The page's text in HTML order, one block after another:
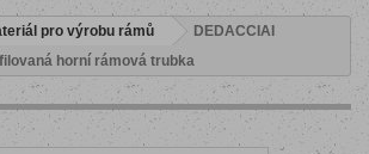
pro výrobu rámů
DEDACCIAI
horní rámová trubka